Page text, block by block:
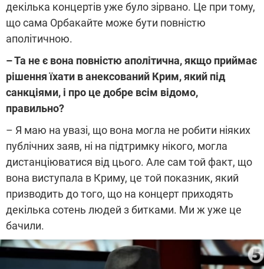
декілька концертів уже було зірвано. Це при тому,
що сама Орбакайте може бути повністю
аполітичною.
– Та не є вона повністю аполітична, якщо приймає
рішення їхати в анексований Крим, який під
санкціями, і про це добре всім відомо,
правильно?
– Я маю на увазі, що вона могла не робити ніяких
публічних заяв, ні на підтримку нікого, могла
дистанціюватися від цього. Але сам той факт, що
вона виступала в Криму, це той показник, який
призводить до того, що на концерт приходять
декілька сотень людей з битками. Ми ж уже це
бачили.